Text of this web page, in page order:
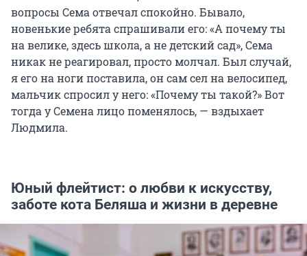
вопросы Сема отвечал спокойно. Бывало,
новенькие ребята спрашивали его: «А почему ты
на велике, здесь школа, а не детский сад», Сема
никак не реагировал, просто молчал. Был случай,
я его на ноги поставила, он сам сел на велосипед,
мальчик спросил у него: «Почему ты такой?» Вот
тогда у Семена лицо поменялось, — вздыхает
Людмила.
Юный флейтист: о любви к искусству,
заботе кота Беляша и жизни в деревне